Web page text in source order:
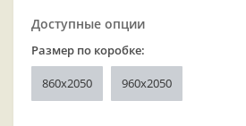
Доступные опции
Размер по коробке:
860x2050 960x2050